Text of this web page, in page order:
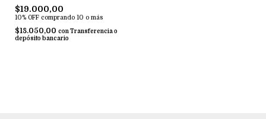
$19.000,00
10% OFF comprando 10 o más
$18.050,00 con Transferencia o
depósito bancario